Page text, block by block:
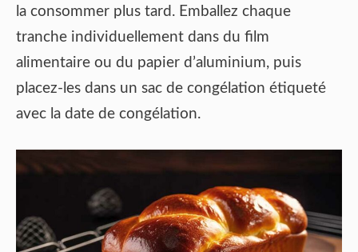
la consommer plus tard. Emballez chaque
tranche individuellement dans du film
alimentaire ou du papier d’aluminium, puis
placez-les dans un sac de congélation étiqueté
avec la date de congélation.